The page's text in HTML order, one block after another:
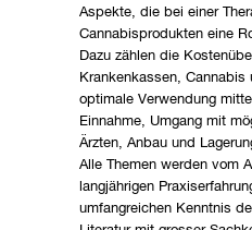
Aspekte, die bei einer
Cannabisprodukten eine
Dazu zählen die
Krankenkassen, Cannabis
optimale Verwendung
Einnahme, Umgang mit
Ärzten, Anbau und
Alle Themen werden vom
langjährigen
umfangreichen Kenntnis